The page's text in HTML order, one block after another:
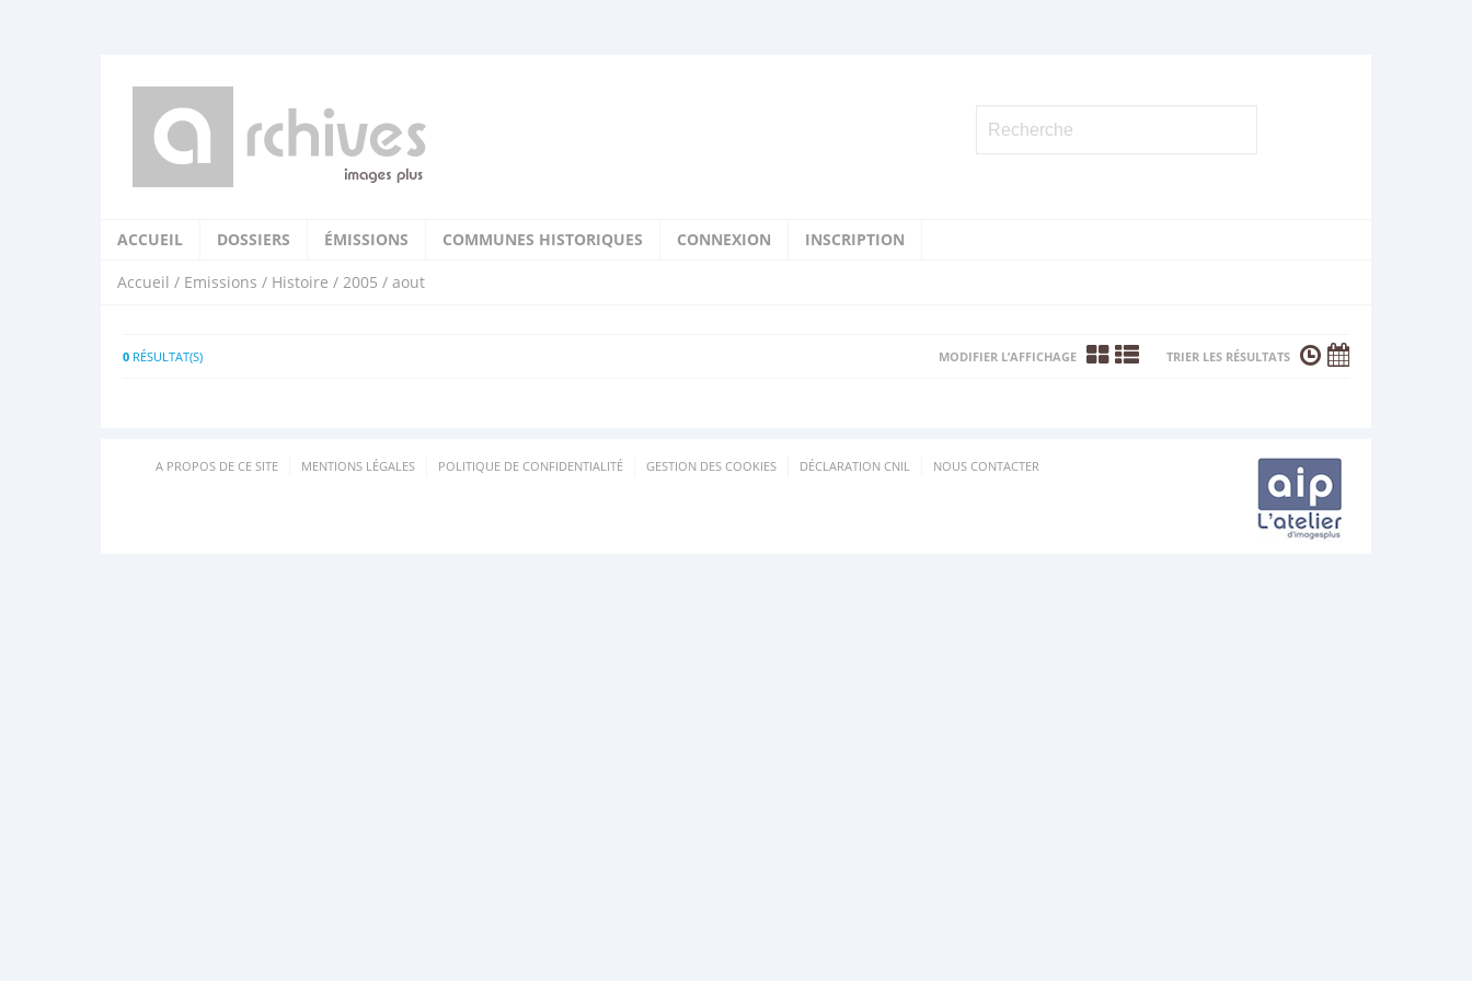
ACCUEIL DOSSIERS ÉMISSIONS COMMUNES HISTORIQUES CONNEXION INSCRIPTION
Accueil / Emissions / Histoire / 2005 / aout
0 RÉSULTAT(S) TRIER LES RÉSULTATS
MODIFIER L’AFFICHAGE
A PROPOS DE CE SITE MENTIONS LÉGALES POLITIQUE DE CONFIDENTIALITÉ GESTION DES COOKIES DÉCLARATION CNIL NOUS CONTACTER